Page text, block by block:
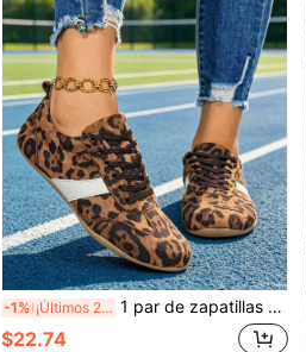
-1% ¡Últimos 2 días 1 par de zapatillas deportivas de mujer con cordones, de caña baja, moda primavera/otoño, versátiles, con bloques de color, ligeras, suela blanda, para correr, atléticas y casuales
$22.74